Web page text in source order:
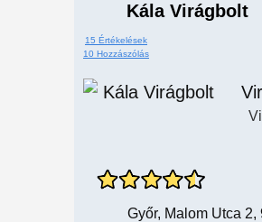
Kála Virágbolt
15 Értékelések
10 Hozzászólás
Győr, Malom Utca 2,